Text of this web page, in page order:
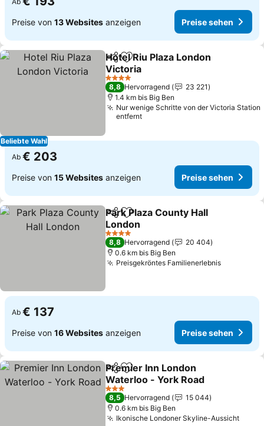
Preise von 13 Websites anzeigen Preise sehen
Beliebte Wahl
TeilenZu Favoriten hinzufügen
Hotel Riu Plaza London
Victoria
4 Sterne
8,8 Hervorragend
23 221
1.4 km bis Big Ben
Nur wenige Schritte von der Victoria Station
entfernt
Ab € 203
Preise von 15 Websites anzeigen Preise sehen
TeilenZu Favoriten hinzufügen
Park Plaza County Hall
London
4 Sterne
8,8 Hervorragend
20 404
0.6 km bis Big Ben
Preisgekröntes Familienerlebnis
Ab € 137
Preise von 16 Websites anzeigen Preise sehen
TeilenZu Favoriten hinzufügen
Premier Inn London
Waterloo - York Road
3 Sterne
8,5 Hervorragend
15 044
0.6 km bis Big Ben
Ikonische Londoner Skyline-Aussicht